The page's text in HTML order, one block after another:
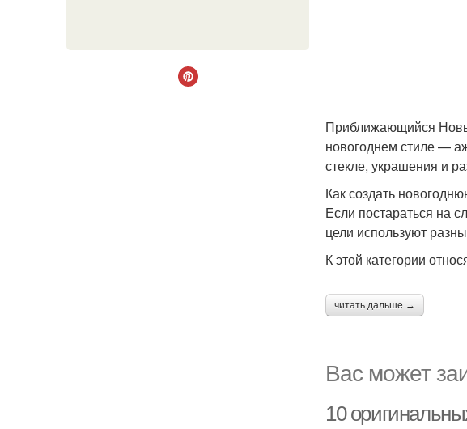
Приближающийся
новогоднем стиле —
стекле, украшения и
Как создать
Если постараться на
цели используют
К этой категории
читать дальше →
Вас может
10